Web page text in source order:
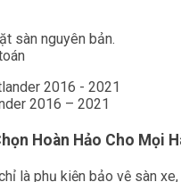
sàn nguyên bản.
2016 – 2021
Hoàn Hảo Cho Mọi
là phụ kiện bảo vệ sàn